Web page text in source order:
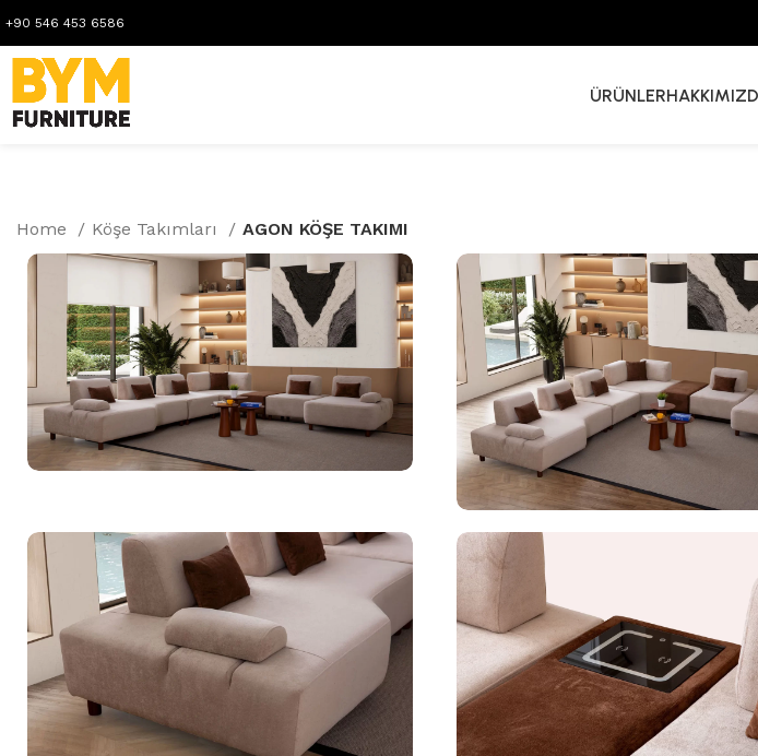
+90 546 453 6586
ÜRÜNLER
Home Köşe Takımları AGON KÖŞE TAKIMI